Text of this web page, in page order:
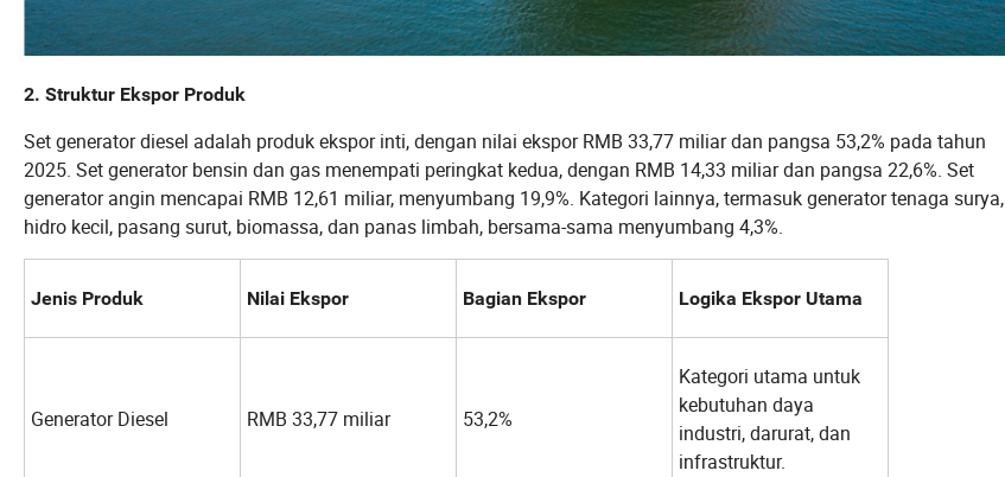
2. Struktur Ekspor Produk
Set generator diesel adalah produk ekspor inti, dengan nilai ekspor RMB 33,77 miliar dan pangsa 53,2% pada tahun
2025. Set generator bensin dan gas menempati peringkat kedua, dengan RMB 14,33 miliar dan pangsa 22,6%. Set
generator angin mencapai RMB 12,61 miliar, menyumbang 19,9%. Kategori lainnya, termasuk generator tenaga surya,
hidro kecil, pasang surut, biomassa, dan panas limbah, bersama-sama menyumbang 4,3%.
Jenis Produk Nilai Ekspor Bagian Ekspor Logika Ekspor Utama
Generator Diesel RMB 33,77 miliar 53,2%
Kategori utama untuk
kebutuhan daya
industri, darurat, dan
infrastruktur.